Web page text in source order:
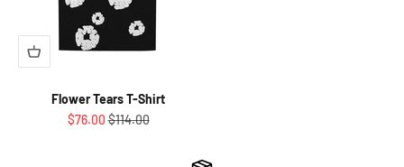
Flower Tears T-Shirt
Angebot
$76.00Regulärer Preis
$114.00